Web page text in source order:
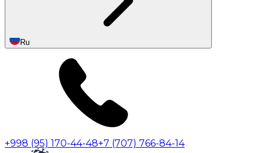
Ru
+998 (95) 170-44-48+7 (707) 766-84-14